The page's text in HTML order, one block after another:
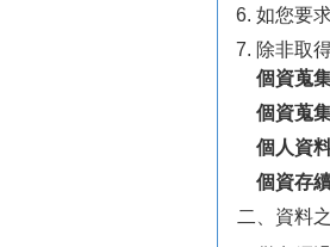
如您要
除非取
個資蒐
個資蒐
個人資
個資存
二、資料